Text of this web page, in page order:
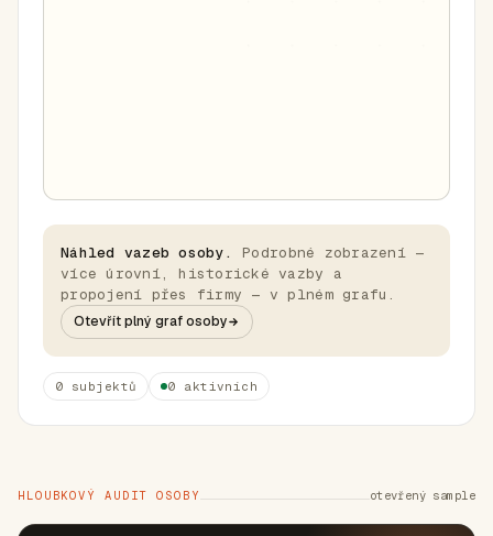
Náhled vazeb osoby.
Podrobné zobrazení —
více úrovní, historické vazby a
propojení přes firmy — v plném grafu.
Otevřít plný graf osoby
0 subjektů 0 aktivních
HLOUBKOVÝ AUDIT OSOBY otevřený sample